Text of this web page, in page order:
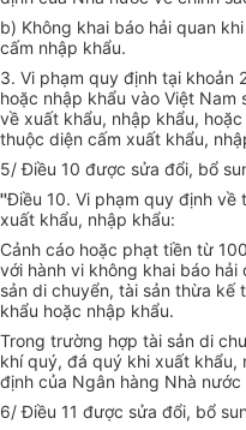
b) Không khai báo hải quan
cấm nhập khẩu.
3. Vi phạm quy định tại khoản
hoặc nhập khẩu vào Việt
về xuất khẩu, nhập khẩu,
thuộc diện cấm xuất khẩu,
5/ Điều 10 được sửa đổi, bổ
''Điều 10. Vi phạm quy định về
xuất khẩu, nhập khẩu:
Cảnh cáo hoặc phạt tiền từ
với hành vi không khai báo
sản di chuyển, tài sản thừa kế
khẩu hoặc nhập khẩu.
Trong trường hợp tài sản di
khí quý, đá quý khi xuất khẩu,
định của Ngân hàng Nhà nước
6/ Điều 11 được sửa đổi, bổ